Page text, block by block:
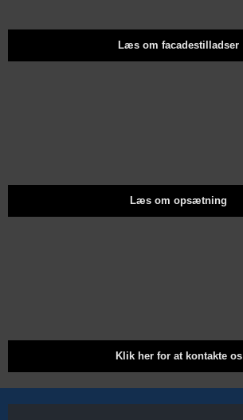
Læs om facadestilladser
Læs om opsætning
Klik her for at kontakte os